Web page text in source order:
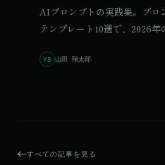
AIプロンプトの実践集。プロ
テンプレート10選で、2026
YS 山田 翔太郎
すべての記事を見る